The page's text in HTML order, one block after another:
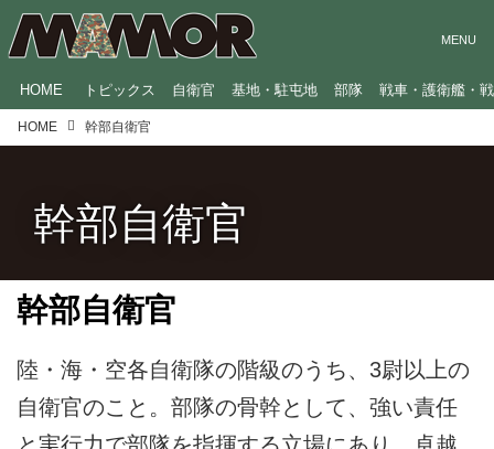
HOME トピックス 自衛官 基地・駐屯地 部隊 戦車・護衛艦・
HOME 幹部自衛官
幹部自衛官
幹部自衛官
陸・海・空各自衛隊の階級のうち、3尉以上の
自衛官のこと。部隊の骨幹として、強い責任